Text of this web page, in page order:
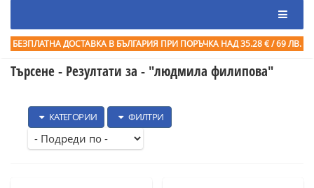
БЕЗПЛАТНА ДОСТАВКА В БЪЛГАРИЯ ПРИ ПОРЪЧКА НАД 35.28 € / 69 ЛВ.
Търсене - Резултати за - "людмила филипова"
КАТЕГОРИИ ФИЛТРИ